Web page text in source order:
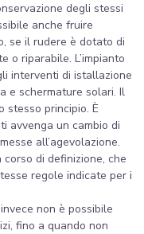
degli stessi
anche fruire
se il rudere è dotato di
o riparabile. L’impianto
interventi di istallazione
e schermature solari. Il
stesso principio. È
avvenga un cambio di
all’agevolazione.
di definizione, che
regole indicate per i
non è possibile
fino a quando non